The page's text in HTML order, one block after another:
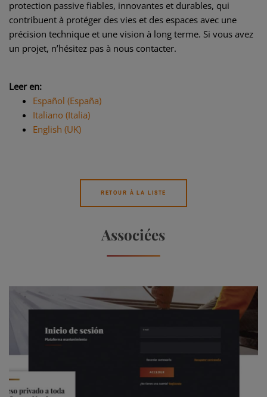
protection passive fiables, innovantes et durables, qui
contribuent à protéger des vies et des espaces avec une
précision technique et une vision à long terme. Si vous avez
un projet, n’hésitez pas à nous contacter.
Leer en:
Español (España)
Italiano (Italia)
English (UK)
RETOUR À LA LISTE
Associées